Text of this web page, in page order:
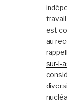
travail
est
au
sur-l-